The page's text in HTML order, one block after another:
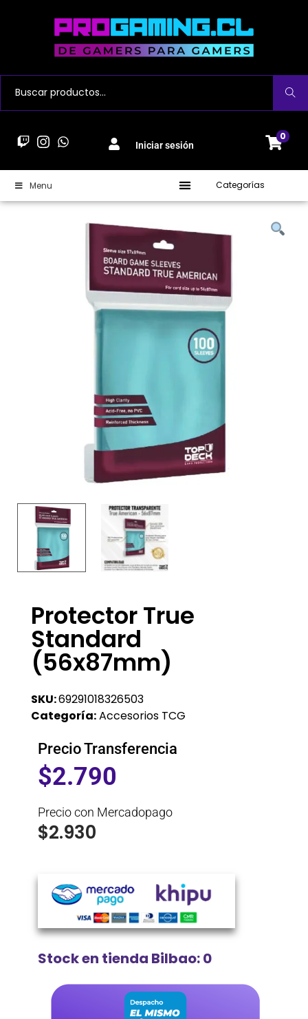
Buscar
Iniciar sesión
0
Menu Categorías
Protector True
Standard
(56x87mm)
SKU:69291018326503
Categoría:Accesorios TCG
Precio Transferencia
$2.790
Precio con Mercadopago
$2.930
Stock en tienda Bilbao: 0